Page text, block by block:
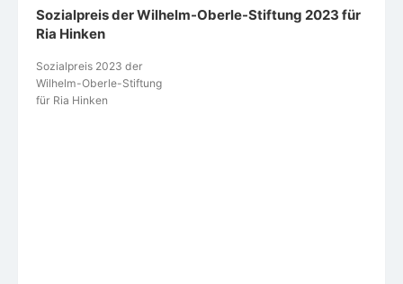
Sozialpreis der Wilhelm-Oberle-Stiftung 2023 für
Ria Hinken
Sozialpreis 2023 der
Wilhelm-Oberle-Stiftung
für Ria Hinken